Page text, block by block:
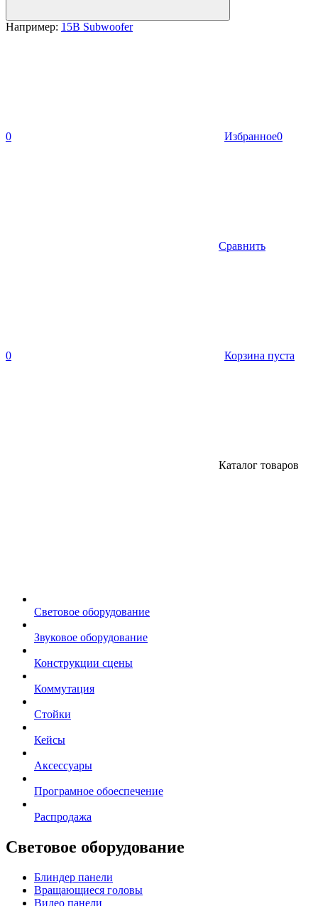
Например: 15B Subwoofer
0 Избранное0
Сравнить
0 Корзина пуста
Каталог товаров
Световое оборудование
Звуковое оборудование
Конструкции сцены
Коммутация
Стойки
Кейсы
Аксессуары
Програмное обоеспечение
Распродажа
Световое оборудование
Блиндер панели
Вращающиеся головы
Видео панели